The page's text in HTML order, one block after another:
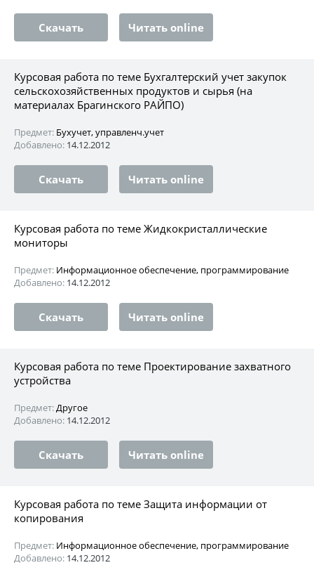
Скачать Читать online
Курсовая работа по теме Бухгалтерский учет закупок
сельскохозяйственных продуктов и сырья (на
материалах Брагинского РАЙПО)
Предмет: Бухучет, управленч.учет
Добавлено: 14.12.2012
Скачать Читать online
Курсовая работа по теме Жидкокристаллические
мониторы
Предмет: Информационное обеспечение, программирование
Добавлено: 14.12.2012
Скачать Читать online
Курсовая работа по теме Проектирование захватного
устройства
Предмет:Другое
Добавлено: 14.12.2012
Скачать Читать online
Курсовая работа по теме Защита информации от
копирования
Предмет: Информационное обеспечение, программирование
Добавлено: 14.12.2012